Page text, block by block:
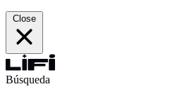
Close
Búsqueda